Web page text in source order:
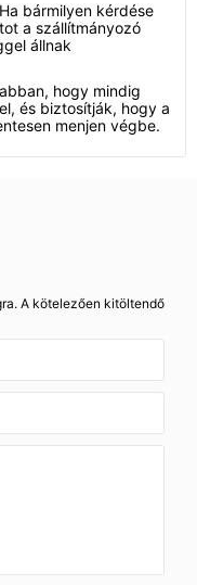
Ha bármilyen kérdése
a szállítmányozó
állnak
hogy mindig
és biztosítják, hogy a
menjen végbe.
A kötelezően kitöltendő